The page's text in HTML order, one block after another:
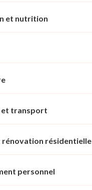
et nutrition
transport
rénovation résidentielle
personnel